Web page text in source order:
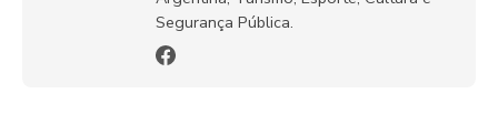
Segurança Pública.